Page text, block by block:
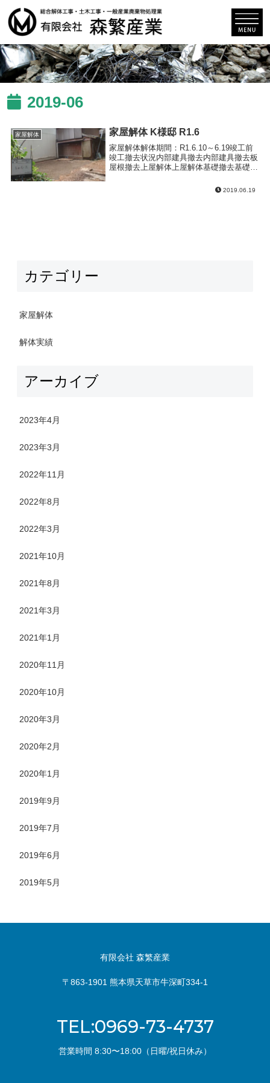
2019-06
家屋解体 家屋解体 K様邸 R1.6
家屋解体解体期間：R1.6.10～6.19竣工前
竣工撤去状況内部建具撤去内部建具撤去板
屋根撤去上屋解体上屋解体基礎撤去基礎撤
2019.06.19
カテゴリー
家屋解体
解体実績
アーカイブ
2023年4月
2023年3月
2022年11月
2022年8月
2022年3月
2021年10月
2021年8月
2021年3月
2021年1月
2020年11月
2020年10月
2020年3月
2020年2月
2020年1月
2019年9月
2019年7月
2019年6月
2019年5月
有限会社 森繁産業
〒863-1901 熊本県天草市牛深町334-1
TEL:0969-73-4737
営業時間 8:30〜18:00（日曜/祝日休み）